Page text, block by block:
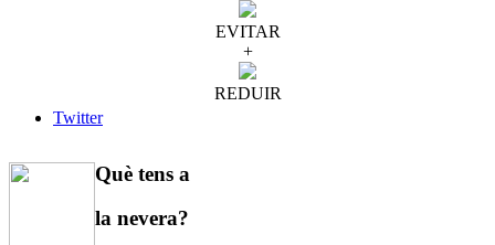
Twitter
EVITAR
+
REDUIR
Què tens a
la nevera?